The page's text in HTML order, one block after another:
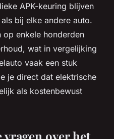
APK-keuring blijven
bij elke andere auto.
op enkele honderden
wat in vergelijking
vaak een stuk
je direct dat elektrische
als kostenbewust
vragen over het